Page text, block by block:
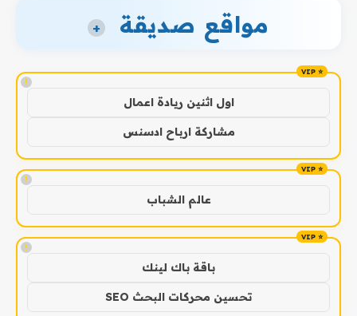
مواقع صديقة +
!
اول اثنين ريادة اعمال
مشاركة ارباح ادسنس
!
عالم الشباب
!
باقة باك لينك
تحسين محركات البحث SEO